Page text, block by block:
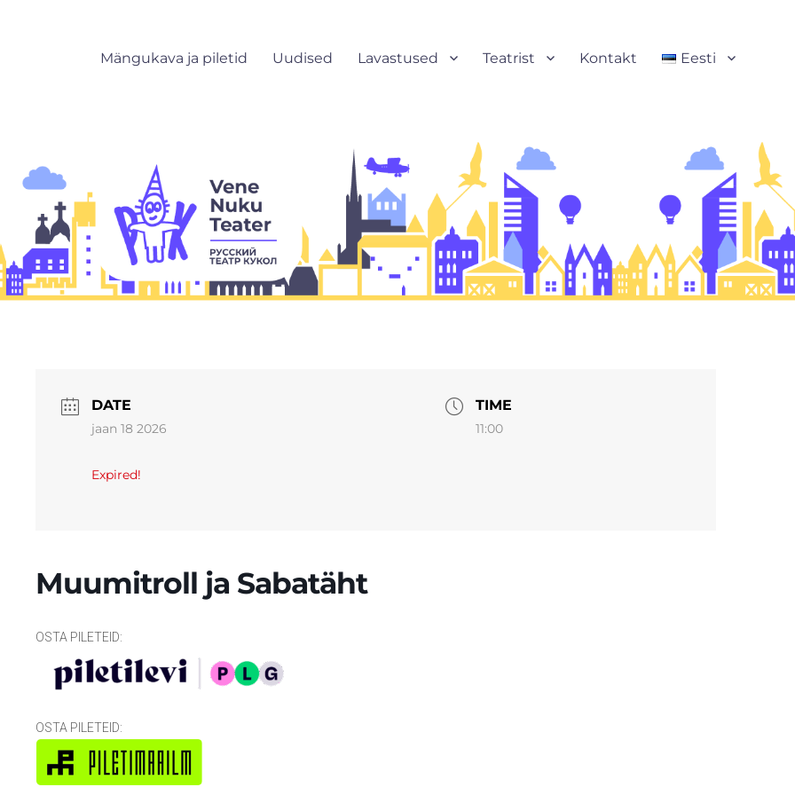
Mängukava ja piletid Uudised Lavastused Teatrist Kontakt Eesti
DATE
jaan 18 2026
Expired!
TIME
11:00
Muumitroll ja Sabatäht
OSTA PILETEID:
OSTA PILETEID: